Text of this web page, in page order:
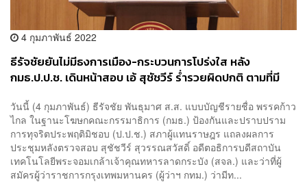
4 กุมภาพันธ์ 2022
ธีรัจชัยยันไม่มีธงการเมือง-กระบวนการโปร่งใส หลัง
กมธ.ป.ป.ช. เดินหน้าสอบ เอ้ สุชัชวีร์ ร่ำรวยผิดปกติ ตามที่มี
วันนี้ (4 กุมภาพันธ์) ธีรัจชัย พันธุมาศ ส.ส. แบบบัญชีรายชื่อ พรรคก้าว
ไกล ในฐานะโฆษกคณะกรรมาธิการ (กมธ.) ป้องกันและปราบปราม
การทุจริตประพฤติมิชอบ (ป.ป.ช.) สภาผู้แทนราษฎร แถลงผลการ
ประชุมหลังตรวจสอบ สุชัชวีร์ สุวรรณสวัสดิ์ อดีตอธิการบดีสถาบัน
เทคโนโลยีพระจอมเกล้าเจ้าคุณทหารลาดกระบัง (สจล.) และว่าที่ผู้
สมัครผู้ว่าราชการกรุงเทพมหานคร (ผู้ว่าฯ กทม.) ว่ามีท...